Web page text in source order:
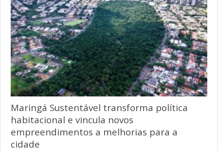
Maringá Sustentável transforma política
habitacional e vincula novos
empreendimentos a melhorias para a
cidade